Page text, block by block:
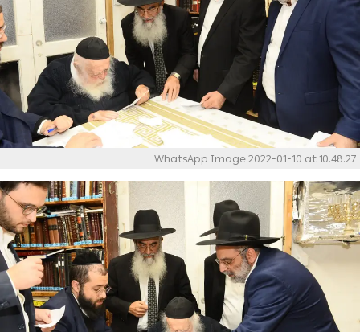
WhatsApp Image 2022-01-10 at 10.48.27